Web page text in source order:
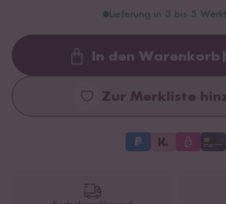
Lieferung in 3 bis 5
In den Warenkorb
Zur Merkliste